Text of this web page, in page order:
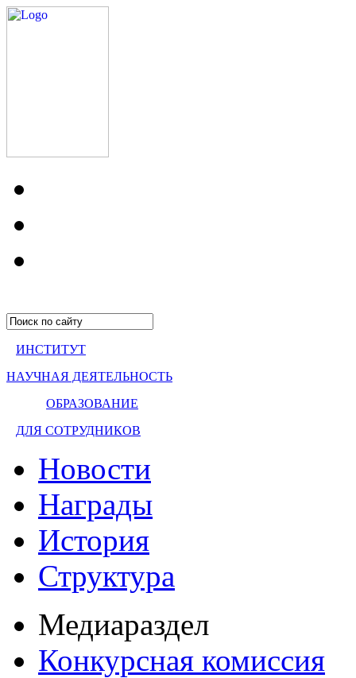
ИНСТИТУТ
НАУЧНАЯ ДЕЯТЕЛЬНОСТЬ
ОБРАЗОВАНИЕ
ДЛЯ СОТРУДНИКОВ
Новости
Награды
История
Структура
Медиараздел
Конкурсная комиссия